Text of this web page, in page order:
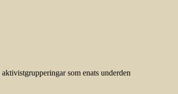
som enats underden